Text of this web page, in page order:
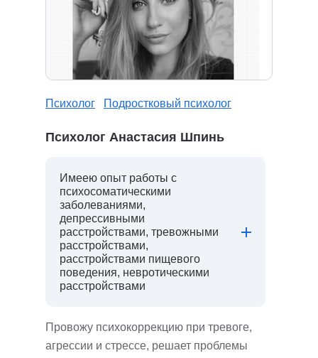
Психолог Подростковый психолог
Психолог Анастасия Шпинь
Имеею опыт работы с
психосоматическими
заболеваниями,
депрессивными
расстройствами, тревожными
расстройствами,
расстройствами пищевого
поведения, невротическими
расстройствами
Провожу психокоррекцию при тревоге,
агрессии и стрессе, решает проблемы